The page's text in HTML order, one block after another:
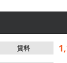
賃料